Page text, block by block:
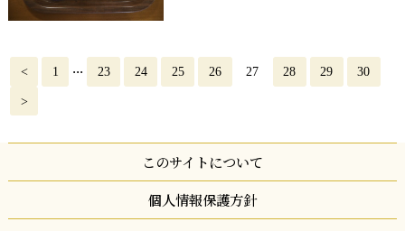
< 1 ... 23 24 25 26 27 28 29 30
>
このサイトについて
個人情報保護方針